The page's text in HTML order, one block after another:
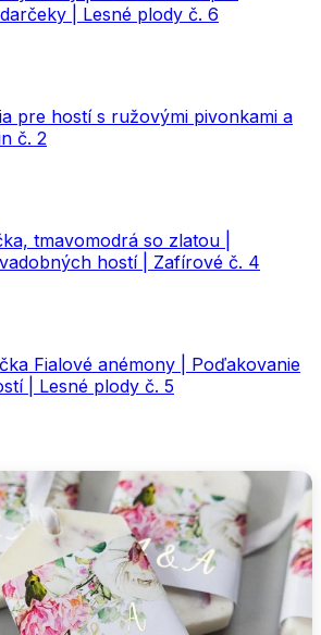
| Lesné plody č. 6
pre hostí s ružovými pivonkami a
č. 2
tmavomodrá so zlatou |
hostí | Zafírové č. 4
Fialové anémony | Poďakovanie
| Lesné plody č. 5